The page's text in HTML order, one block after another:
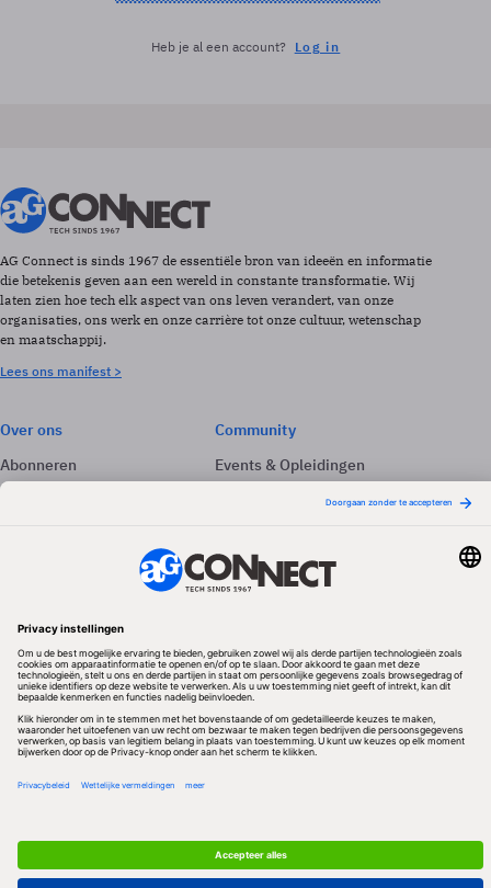
Heb je al een account? Log in
AG Connect is sinds 1967 de essentiële bron van ideeën en informatie
die betekenis geven aan een wereld in constante transformatie. Wij
laten zien hoe tech elk aspect van ons leven verandert, van onze
organisaties, ons werk en onze carrière tot onze cultuur, wetenschap
en maatschappij.
Lees ons manifest >
Over ons
Abonneren
Adverteren
Community
Events & Opleidingen
Volg ons
Redactionele partner
Algemene Voorwaarden & Copyrights